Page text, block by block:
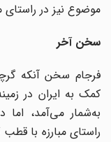
موضوع نیز در راستای
سخن آخر
فرجام سخن آنکه
کمک به ایران در
به‌شمار می‌آمد، اما
راستای مبارزه با قطب